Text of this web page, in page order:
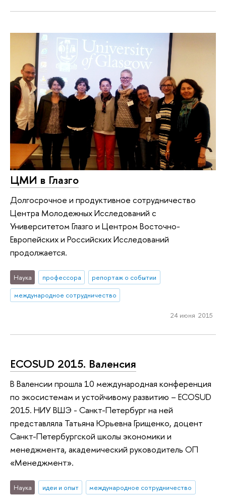
ЦМИ в Глазго
Долгосрочное и продуктивное сотрудничество
Центра Молодежных Исследований с
Университетом Глазго и Центром Восточно-
Европейских и Российских Исследований
продолжается.
Наука профессора
репортаж о событии
международное сотрудничество
24 июня 2015
ECOSUD 2015. Валенсия
В Валенсии прошла 10 международная конференция
по экосистемам и устойчивому развитию – ECOSUD
2015. НИУ ВШЭ - Санкт-Петербург на ней
представляла Татьяна Юрьевна Грищенко, доцент
Санкт-Петербургской школы экономики и
менеджмента, академический руководитель ОП
«Менеджмент».
Наука идеи и опыт международное сотрудничество